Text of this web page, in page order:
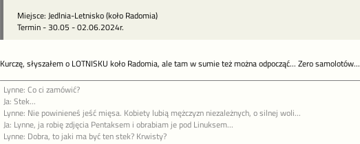
Miejsce: Jedlnia-Letnisko (koło Radomia)
Termin - 30.05 - 02.06.2024r.
Kurczę, słyszałem o LOTNISKU koło Radomia, ale tam w sumie też można odpocząć... Zero samolotów...
Lynne: Co ci zamówić?
Ja: Stek...
Lynne: Nie powinieneś jeść mięsa. Kobiety lubią mężczyzn niezależnych, o silnej woli...
Ja: Lynne, ja robię zdjęcia Pentaksem i obrabiam je pod Linuksem...
Lynne: Dobra, to jaki ma być ten stek? Krwisty?